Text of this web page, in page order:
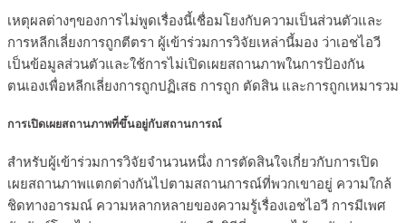
เหตุผลต่างๆของการไม่พูดเรื่องนี้เชื่อมโยงกับความเป็นส่วนตัวและ
การหลีกเลี่ยงการถูกตีตรา ผู้เข้าร่วมการวิจัยเหล่านี้มอง ว่าเอชไอวี
เป็นข้อมูลส่วนตัวและใช้การไม่เปิดเผยสถานภาพในการป้องกัน
ตนเองเพื่อหลีกเลี่ยงการถูกปฏิเสธ การถูก ตัดสิน และการถูกเหมารวม
การเปิดเผยสถานภาพที่ขึ้นอยู่กับสถานการณ์
สำหรับผู้เข้าร่วมการวิจัยจำนวนหนึ่ง การตัดสินใจเกี่ยวกับการเปิด
เผยสถานภาพแตกต่างกันไปตามสถานการณ์ที่พวกเขาอยู่ ความใกล้
ชิดทางอารมณ์ ความหลากหลายของความรู้เรื่องเอชไอวี การมีเพศ